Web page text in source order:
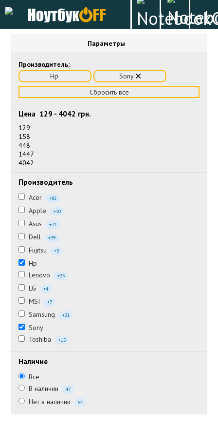
Параметры
Производитель:
Hp
Sony
Сбросить все
Цена 129 - 4042 грн.
129
158
448
1447
4042
Производитель
Acer +81
Apple +10
Asus +71
Dell +39
Fujitsu +3
Hp
Lenovo
+35
LG +4
MSI +7
Samsung +31
Sony
Toshiba
+15
Наличие
Все
В наличии
47
Нет в наличии 54